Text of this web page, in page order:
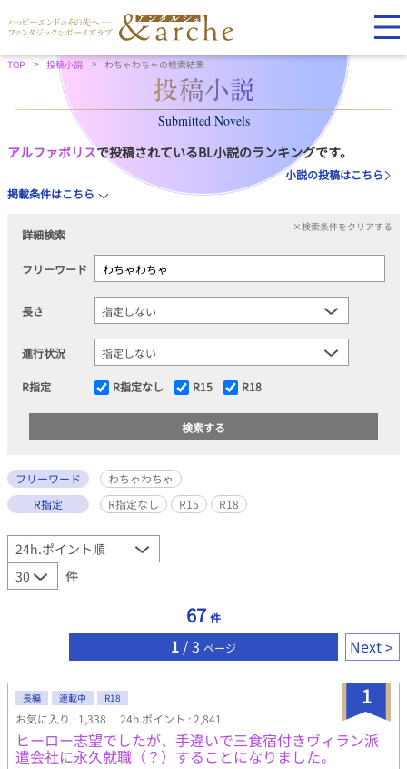
TOP 投稿小説 わちゃわちゃの検索結果
Submitted Novels
アルファポリスで投稿されているBL小説のランキングです。
小説の投稿はこちら
掲載条件はこちら
詳細検索
×検索条件をクリアする
フリーワード
長さ
進行状況
R指定 R指定なし R15 R18
フリーワード
わちゃわちゃ
R指定
R指定なし R15 R18
件
67 件
1 / 3 ページ Next
1
長編 連載中 R18
お気に入り : 1,338 24h.ポイント : 2,841
ヒーロー志望でしたが、手違いで三食宿付きヴィラン派
遣会社に永久就職（？）することになりました。